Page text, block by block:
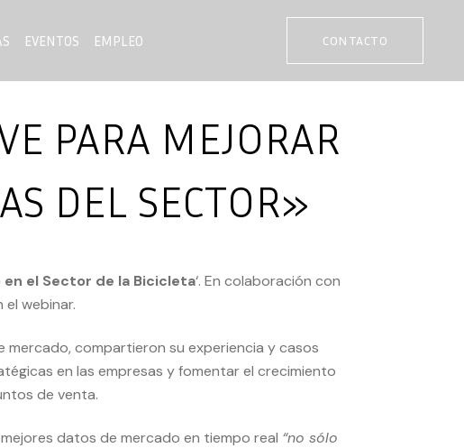
CONTACTO
EVENTOS EMPLEO
PARA MEJORAR
DEL SECTOR»
el Sector de la Bicicleta‘. En colaboración con
webinar.
mercado, compartieron su experiencia y casos
en las empresas y fomentar el crecimiento
de venta.
datos de mercado en tiempo real “no sólo